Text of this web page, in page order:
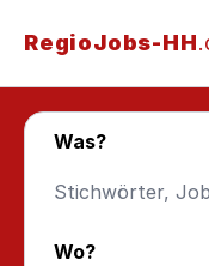
RegioJobs-HH
Was?
Wo?